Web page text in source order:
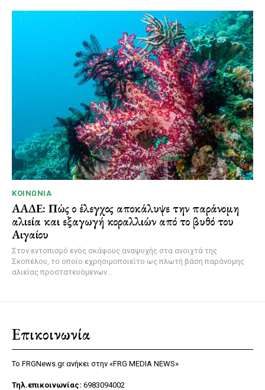
ΚΟΙΝΩΝΊΑ
ΑΑΔΕ: Πώς ο έλεγχος αποκάλυψε την παράνομη
αλιεία και εξαγωγή κοραλλιών από το βυθό του
Αιγαίου
Στον εντοπισμό ενός σκάφους αναψυχής στα ανοιχτά της
Σκοπέλου, το οποίο εχρησιμοποιείτο ως πλωτή βάση παράνομης
αλιείας προστατευόμενων...
Επικοινωνία
Το FRGNews.gr ανήκει στην «FRG MEDIA NEWS»
Τηλ.επικοινωνίας: 6983094002